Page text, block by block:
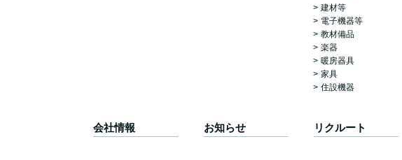
建材等
電子機器等
教材備品
楽器
暖房器具
家具
住設機器
会社情報 お知らせ リクルート